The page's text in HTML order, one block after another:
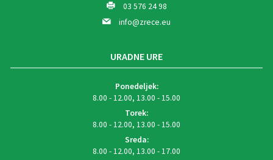
03 576 24 98
info@zrece.eu
URADNE URE
Ponedeljek:
8.00 - 12.00, 13.00 - 15.00
Torek:
8.00 - 12.00, 13.00 - 15.00
Sreda:
8.00 - 12.00, 13.00 - 17.00